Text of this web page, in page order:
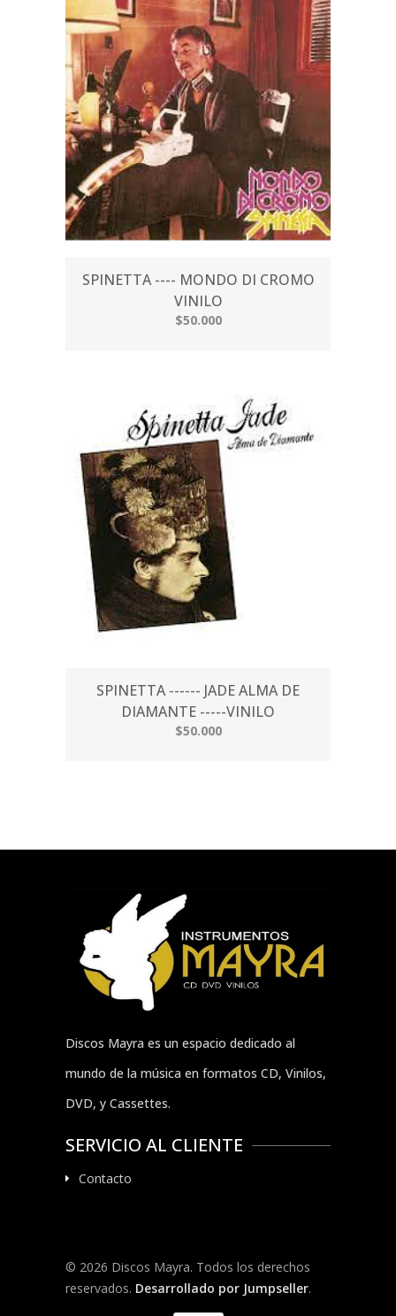
SPINETTA ---- MONDO DI CROMO
VINILO
$50.000
SPINETTA ------ JADE ALMA DE
DIAMANTE -----VINILO
$50.000
Discos Mayra es un espacio dedicado al
mundo de la música en formatos CD, Vinilos,
DVD, y Cassettes.
SERVICIO AL CLIENTE
Contacto
© 2026 Discos Mayra. Todos los derechos
reservados. Desarrollado por Jumpseller.